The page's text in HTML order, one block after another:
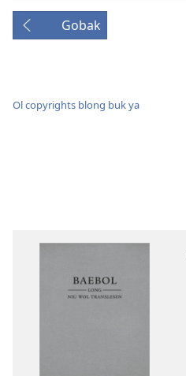
Gobak
Ol copyrights blong buk ya